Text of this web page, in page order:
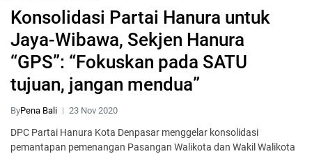
Konsolidasi Partai Hanura untuk
Jaya-Wibawa, Sekjen Hanura
“GPS”: “Fokuskan pada SATU
tujuan, jangan mendua”
ByPena Bali 23 Nov 2020
DPC Partai Hanura Kota Denpasar menggelar konsolidasi
pemantapan pemenangan Pasangan Walikota dan Wakil Walikota